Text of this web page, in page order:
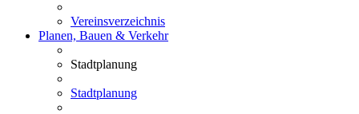
Vereinsverzeichnis
Planen, Bauen & Verkehr
Stadtplanung
Stadtplanung